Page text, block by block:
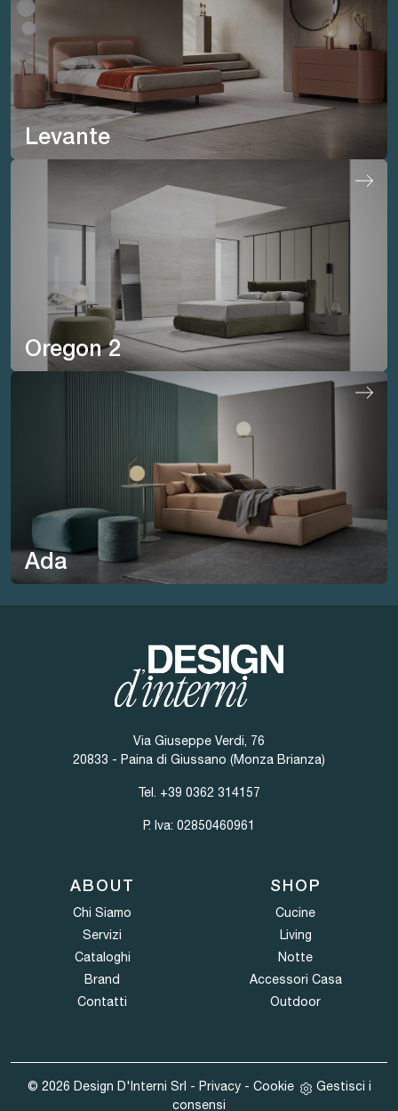
Levante
Oregon 2
Ada
Via Giuseppe Verdi, 76
20833 - Paina di Giussano (Monza Brianza)
Tel. +39 0362 314157
P. Iva: 02850460961
ABOUT
Chi Siamo
Servizi
Cataloghi
Brand
Contatti
SHOP
Cucine
Living
Notte
Accessori Casa
Outdoor
© 2026 Design D'Interni Srl - Privacy- Cookie
Gestisci i
consensi